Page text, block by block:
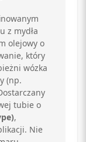
z mydła
olejowy o
który
wózka
(np.
tubie o
,
Nie